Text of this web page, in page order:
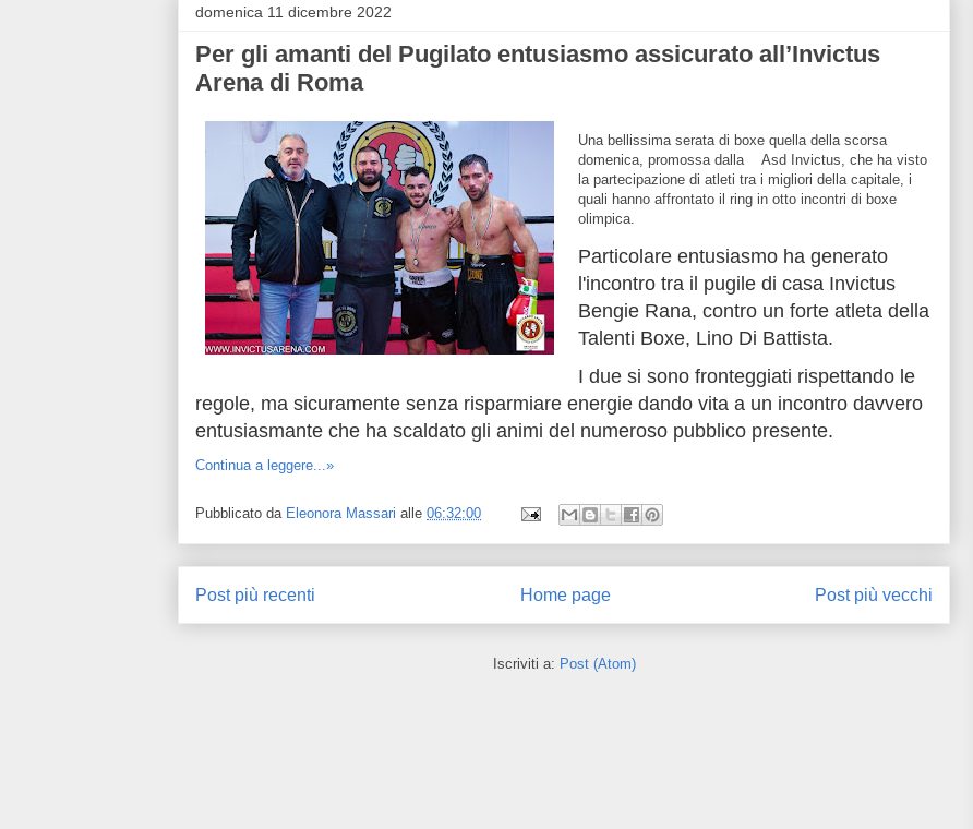
domenica 11 dicembre 2022
Per gli amanti del Pugilato entusiasmo assicurato all’Invictus
Arena di Roma
Una bellissima serata di boxe quella della scorsa
domenica, promossa dalla Asd Invictus, che ha visto
la partecipazione di atleti tra i migliori della capitale, i
quali hanno affrontato il ring in otto incontri di boxe
olimpica.
Particolare entusiasmo ha generato
l'incontro tra il pugile di casa Invictus
Bengie Rana, contro un forte atleta della
Talenti Boxe, Lino Di Battista.
I due si sono fronteggiati rispettando le
regole, ma sicuramente senza risparmiare energie dando vita a un incontro davvero
entusiasmante che ha scaldato gli animi del numeroso pubblico presente.
Continua a leggere...»
Pubblicato da Eleonora Massari alle 06:32:00
Post più recenti Post più vecchi
Home page
Iscriviti a: Post (Atom)